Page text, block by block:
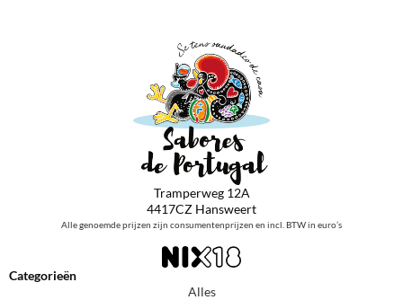
Tramperweg 12A
4417CZ Hansweert
Alle genoemde prijzen zijn consumentenprijzen en incl. BTW in euro’s
Categorieën
Alles